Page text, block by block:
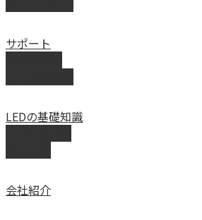
サポート
LEDの基礎知識
会社紹介